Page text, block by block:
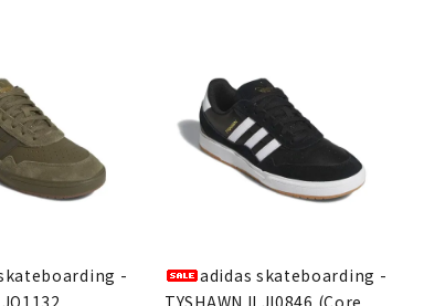
-
adidas skateboarding -
TYSHAWN II JI0846 (Core